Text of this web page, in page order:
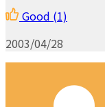
Good (1)
2003/04/28